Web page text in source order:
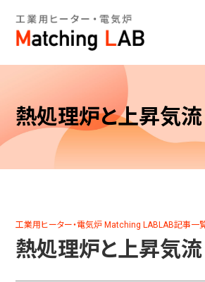
熱処理炉と上昇気流
工業用ヒーター・電気炉 Matching LAB LAB記事一
熱処理炉と上昇気流